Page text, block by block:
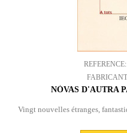
REFERENCE:
NÒVAS D'AUTRA
Vingt nouvelles étranges,